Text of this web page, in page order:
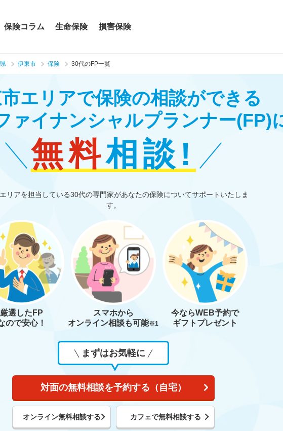
保険コラム 生命保険 損害保険
伊東市 保険 30代のFP一覧
エリアで保険の相談ができる
ァイナンシャルプランナー(FP)
無料相談!
リアを担当している30代の専門家があなたの保険についてサポートいたしま
す。
厳選したFP
ので安心！
スマホから
オンライン相談も可能※1
今ならWEB予約で
ギフトプレゼント
まずはお気軽に
対面の無料相談を予約する（自宅）
オンライン無料相談する カフェで無料相談する